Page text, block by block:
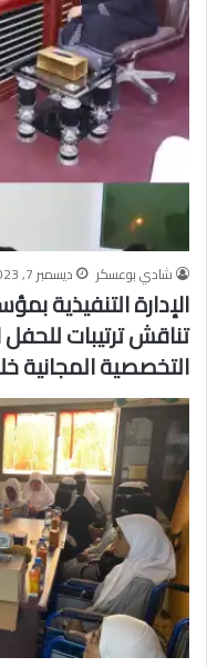
شادي بوعسكر
ديسمبر 7, 2023
الإدارة التنفيذية
تناقش ترتيبات
التخصصية المجانية